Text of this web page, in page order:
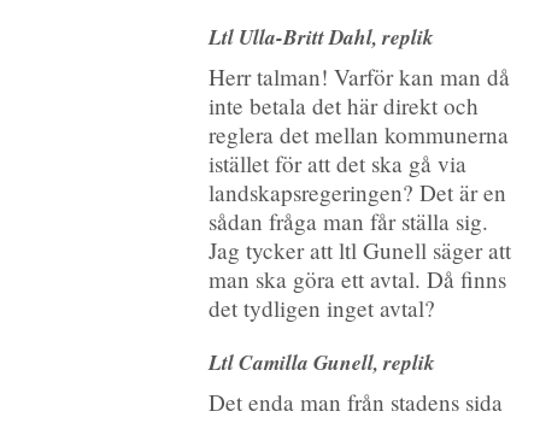
Ltl Ulla-Britt Dahl, replik
Herr talman! Varför kan man då
inte betala det här direkt och
reglera det mellan kommunerna
istället för att det ska gå via
landskapsregeringen? Det är en
sådan fråga man får ställa sig.
Jag tycker att ltl Gunell säger att
man ska göra ett avtal. Då finns
det tydligen inget avtal?
Ltl Camilla Gunell, replik
Det enda man från stadens sida